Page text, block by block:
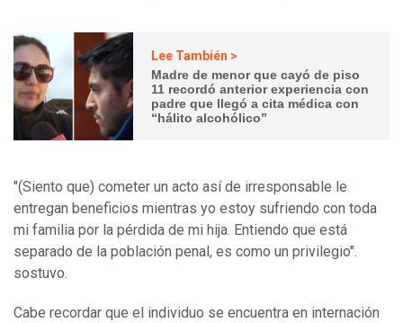
Lee También >
Madre de menor que cayó de piso
11 recordó anterior experiencia con
padre que llegó a cita médica con
“hálito alcohólico”
"(Siento que) cometer un acto así de irresponsable le
entregan beneficios mientras yo estoy sufriendo con toda
mi familia por la pérdida de mi hija. Entiendo que está
separado de la población penal, es como un privilegio".
sostuvo.
Cabe recordar que el individuo se encuentra en internación